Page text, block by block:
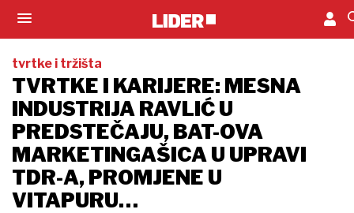
tvrtke i tržišta
TVRTKE I KARIJERE: MESNA
INDUSTRIJA RAVLIĆ U
PREDSTEČAJU, BAT-OVA
MARKETINGAŠICA U UPRAVI
TDR-A, PROMJENE U
VITAPURU…